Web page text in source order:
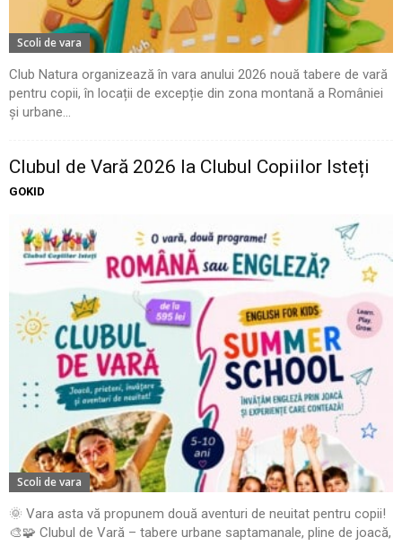
Scoli de vara
Club Natura organizează în vara anului 2026 nouă tabere de vară
pentru copii, în locații de excepție din zona montană a României
și urbane...
Clubul de Vară 2026 la Clubul Copiilor Isteți
GOKID
Scoli de vara
🌞 Vara asta vă propunem două aventuri de neuitat pentru copii!
🎨🧩 Clubul de Vară – tabere urbane saptamanale, pline de joacă,